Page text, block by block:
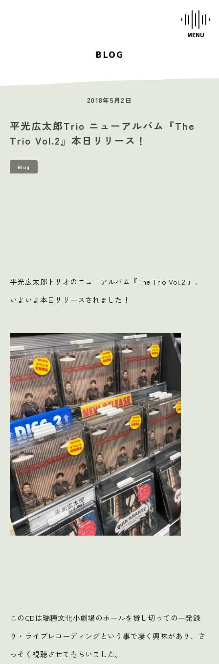
STUDIOS
MUSIC SCHOOL
CAFE-STUDIO
EVENTS
BLOG
2018年5月2日
平光広太郎Trio ニューアルバム『The
Trio Vol.2』本日リリース！
Blog
平光広太郎トリオのニューアルバム『The Trio Vol.2 』、
いよいよ本日リリースされました！
このCDは瑞穂文化小劇場のホールを貸し切っての一発録
り・ライブレコーディングという事で凄く興味があり、さ
っそく視聴させてもらいました。